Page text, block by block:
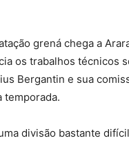
grená chega a
os trabalhos técnicos
Bergantin e sua
temporada.
divisão bastante